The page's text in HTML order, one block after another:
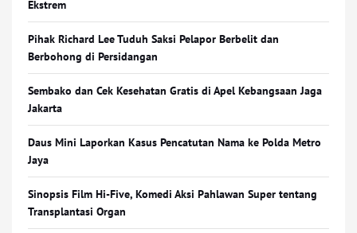
Ekstrem
Pihak Richard Lee Tuduh Saksi Pelapor Berbelit dan
Berbohong di Persidangan
Sembako dan Cek Kesehatan Gratis di Apel Kebangsaan Jaga
Jakarta
Daus Mini Laporkan Kasus Pencatutan Nama ke Polda Metro
Jaya
Sinopsis Film Hi-Five, Komedi Aksi Pahlawan Super tentang
Transplantasi Organ